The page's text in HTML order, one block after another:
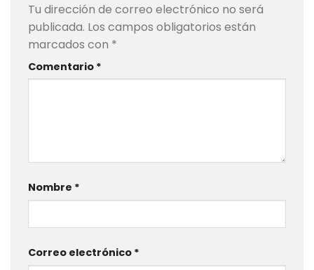
Tu dirección de correo electrónico no será
publicada. Los campos obligatorios están
marcados con *
Comentario *
Nombre *
Correo electrónico *